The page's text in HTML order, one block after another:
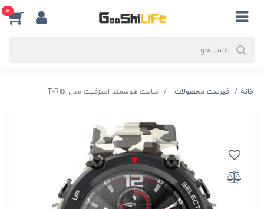
0
خانه فهرست محصولات ساعت هوشمند امیزفیت مدل T-Rex